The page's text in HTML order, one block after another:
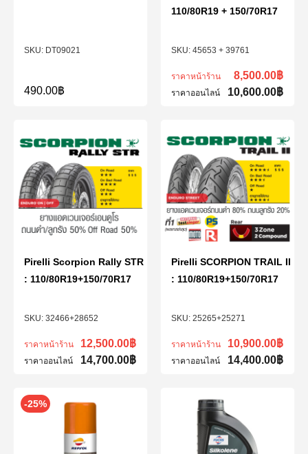
DT09021
490.00฿
45653 + 39761
110/80R19 + 150/70R17
ราคาหน้าร้าน 8,500.00฿
ราคาออนไลน์ 10,600.00฿
32466+28652
Pirelli Scorpion Rally STR
: 110/80R19+150/70R17
ราคาหน้าร้าน 12,500.00฿
ราคาออนไลน์ 14,700.00฿
25265+25271
Pirelli SCORPION TRAIL II
: 110/80R19+150/70R17
ราคาหน้าร้าน 10,900.00฿
ราคาออนไลน์ 14,400.00฿
-25%